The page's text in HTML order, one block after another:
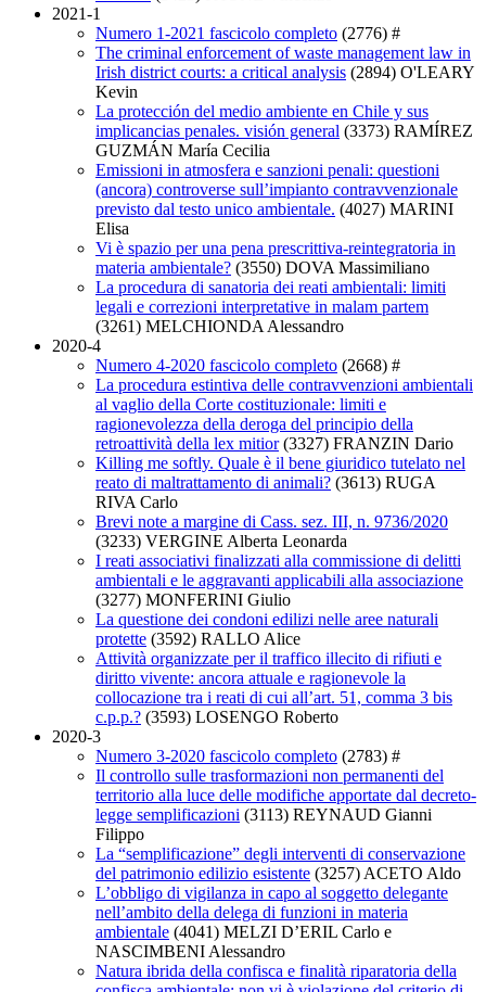
2021-1
Numero 1-2021 fascicolo completo (2776) #
The criminal enforcement of waste management law in
Irish district courts: a critical analysis (2894) O'LEARY
Kevin
La protección del medio ambiente en Chile y sus
implicancias penales. visión general (3373) RAMÍREZ
GUZMÁN María Cecilia
Emissioni in atmosfera e sanzioni penali: questioni
(ancora) controverse sull’impianto contravvenzionale
previsto dal testo unico ambientale. (4027) MARINI
Elisa
Vi è spazio per una pena prescrittiva-reintegratoria in
materia ambientale? (3550) DOVA Massimiliano
La procedura di sanatoria dei reati ambientali: limiti
legali e correzioni interpretative in malam partem
(3261) MELCHIONDA Alessandro
2020-4
Numero 4-2020 fascicolo completo (2668) #
La procedura estintiva delle contravvenzioni ambientali
al vaglio della Corte costituzionale: limiti e
ragionevolezza della deroga del principio della
retroattività della lex mitior (3327) FRANZIN Dario
Killing me softly. Quale è il bene giuridico tutelato nel
reato di maltrattamento di animali? (3613) RUGA
RIVA Carlo
Brevi note a margine di Cass. sez. III, n. 9736/2020
(3233) VERGINE Alberta Leonarda
I reati associativi finalizzati alla commissione di delitti
ambientali e le aggravanti applicabili alla associazione
(3277) MONFERINI Giulio
La questione dei condoni edilizi nelle aree naturali
protette (3592) RALLO Alice
Attività organizzate per il traffico illecito di rifiuti e
diritto vivente: ancora attuale e ragionevole la
collocazione tra i reati di cui all’art. 51, comma 3 bis
c.p.p.? (3593) LOSENGO Roberto
2020-3
Numero 3-2020 fascicolo completo (2783) #
Il controllo sulle trasformazioni non permanenti del
territorio alla luce delle modifiche apportate dal decreto-
legge semplificazioni (3113) REYNAUD Gianni
Filippo
La “semplificazione” degli interventi di conservazione
del patrimonio edilizio esistente (3257) ACETO Aldo
L’obbligo di vigilanza in capo al soggetto delegante
nell’ambito della delega di funzioni in materia
ambientale (4041) MELZI D’ERIL Carlo e
NASCIMBENI Alessandro
Natura ibrida della confisca e finalità riparatoria della